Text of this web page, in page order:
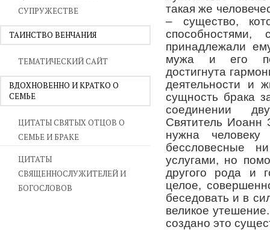
СУПРУЖЕСТВЕ
ТАИНСТВО ВЕНЧАНИЯ
ТЕМАТИЧЕСКИЙ САЙТ
ВДОХНОВЕННО И КРАТКО О
СЕМЬЕ
ЦИТАТЫ СВЯТЫХ ОТЦОВ О
СЕМЬЕ И БРАКЕ
ЦИТАТЫ
СВЯЩЕННОСЛУЖИТЕЛЕЙ И
БОГОСЛОВОВ
такая же
– существо,
способностями,
принадлежали
мужа и его
достигнута
деятельности и
сущность брака
соединении
Святитель Иоанн
нужна
бессловесные
услугами, но
другого рода и
целое,
беседовать и в
великое
создано это